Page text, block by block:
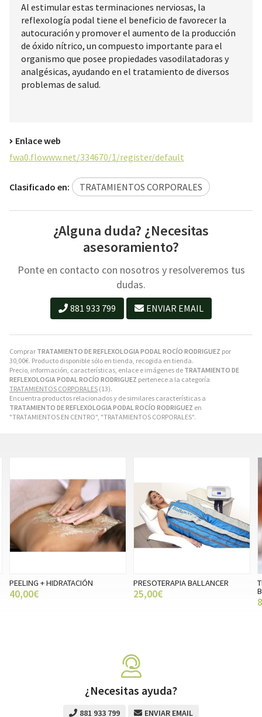
Comprar TRATAMIENTO DE REFLEXOLOGIA PODAL ROCÍO RODRIGUEZ por
30,00€. Producto disponible sólo en tienda, recogida en tienda.
Precio, información, características, enlace e imágenes de TRATAMIENTO DE
REFLEXOLOGIA PODAL ROCÍO RODRIGUEZ pertenece a la categoría
TRATAMIENTOS CORPORALES (13).
Encuentra productos relacionados y de similares características a
TRATAMIENTO DE REFLEXOLOGIA PODAL ROCÍO RODRIGUEZ en
"TRATAMIENTOS EN CENTRO", "TRATAMIENTOS CORPORALES".
Al estimular estas terminaciones nerviosas, la
reflexología podal tiene el beneficio de favorecer la
autocuración y promover el aumento de la producción
de óxido nítrico, un compuesto importante para el
organismo que posee propiedades vasodilatadoras y
analgésicas, ayudando en el tratamiento de diversos
problemas de salud.
Enlace web
fwa0.flowww.net/334670/1/register/default
Clasificado en: TRATAMIENTOS CORPORALES
¿Alguna duda? ¿Necesitas
asesoramiento?
Ponte en contacto con nosotros y resolveremos tus
dudas.
881 933 799 ENVIAR EMAIL
PEELING + HIDRATACIÓN
40,00€
PRESOTERAPIA BALLANCER
25,00€
¿Necesitas ayuda?
881 933 799 ENVIAR EMAIL